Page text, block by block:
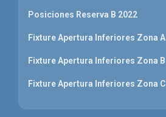
Posiciones Reserva B 2022
Fixture Apertura Inferiores Zona A
Fixture Apertura Inferiores Zona B
Fixture Apertura Inferiores Zona C